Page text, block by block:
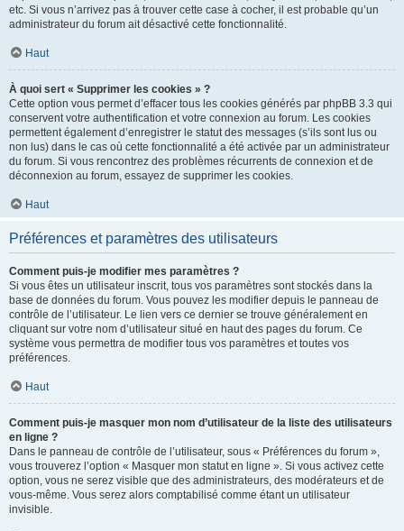
etc. Si vous n’arrivez pas à trouver cette case à cocher, il est probable qu’un
administrateur du forum ait désactivé cette fonctionnalité.
Haut
À quoi sert « Supprimer les cookies » ?
Cette option vous permet d’effacer tous les cookies générés par phpBB 3.3 qui
conservent votre authentification et votre connexion au forum. Les cookies
permettent également d’enregistrer le statut des messages (s’ils sont lus ou
non lus) dans le cas où cette fonctionnalité a été activée par un administrateur
du forum. Si vous rencontrez des problèmes récurrents de connexion et de
déconnexion au forum, essayez de supprimer les cookies.
Haut
Préférences et paramètres des utilisateurs
Comment puis-je modifier mes paramètres ?
Si vous êtes un utilisateur inscrit, tous vos paramètres sont stockés dans la
base de données du forum. Vous pouvez les modifier depuis le panneau de
contrôle de l’utilisateur. Le lien vers ce dernier se trouve généralement en
cliquant sur votre nom d’utilisateur situé en haut des pages du forum. Ce
système vous permettra de modifier tous vos paramètres et toutes vos
préférences.
Haut
Comment puis-je masquer mon nom d’utilisateur de la liste des utilisateurs
en ligne ?
Dans le panneau de contrôle de l’utilisateur, sous « Préférences du forum »,
vous trouverez l’option « Masquer mon statut en ligne ». Si vous activez cette
option, vous ne serez visible que des administrateurs, des modérateurs et de
vous-même. Vous serez alors comptabilisé comme étant un utilisateur
invisible.